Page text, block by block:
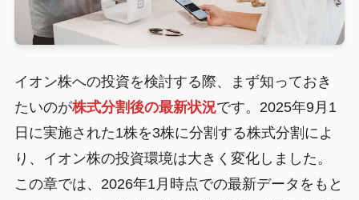
イオン株への投資を検討する際、まず知っておき
たいのが株式分割後の最新状況です。2025年9月1
日に実施された1株を3株に分割する株式分割によ
り、イオン株の投資環境は大きく変化しました。
この章では、2026年1月時点での最新データをもと